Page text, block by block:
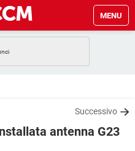
MENU
WHATSAPP
GAMING
Successivo
antenna G23